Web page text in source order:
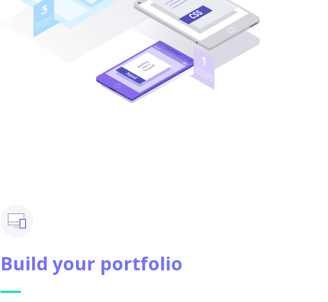
Build your portfolio